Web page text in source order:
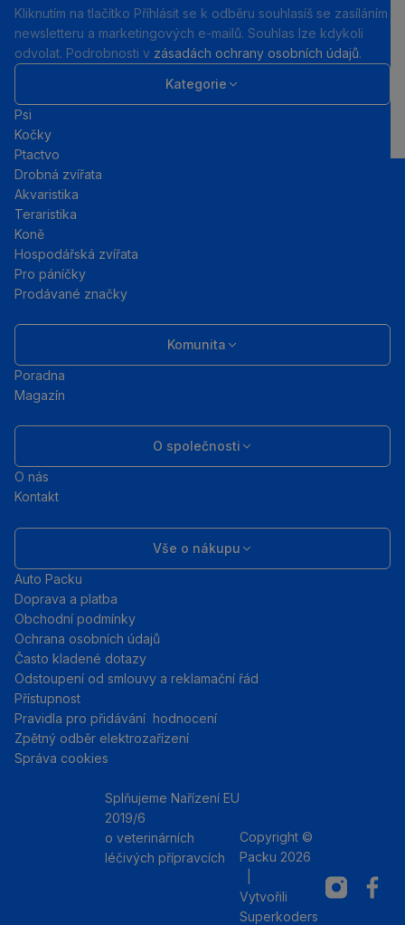
Kliknutím na tlačítko Příhlásit se k odběru souhlasíš se zasíláním
newsletteru a marketingových e-mailů. Souhlas lze kdykoli
odvolat. Podrobnosti v zásadách ochrany osobních údajů.
Kategorie
Psi
Kočky
Ptactvo
Drobná zvířata
Akvaristika
Teraristika
Koně
Hospodářská zvířata
Pro páníčky
Prodávané značky
Komunita
Poradna
Magazín
O společnosti
O nás
Kontakt
Vše o nákupu
Auto Packu
Doprava a platba
Obchodní podmínky
Ochrana osobních údajů
Často kladené dotazy
Odstoupení od smlouvy a reklamační řád
Přístupnost
Pravidla pro přidávání hodnocení
Zpětný odběr elektrozařízení
Správa cookies
Splňujeme Nařízení EU
2019/6
o veterinárních
léčivých přípravcích
Copyright ©
Packu 2026
Vytvořili
Superkoders
Instagram